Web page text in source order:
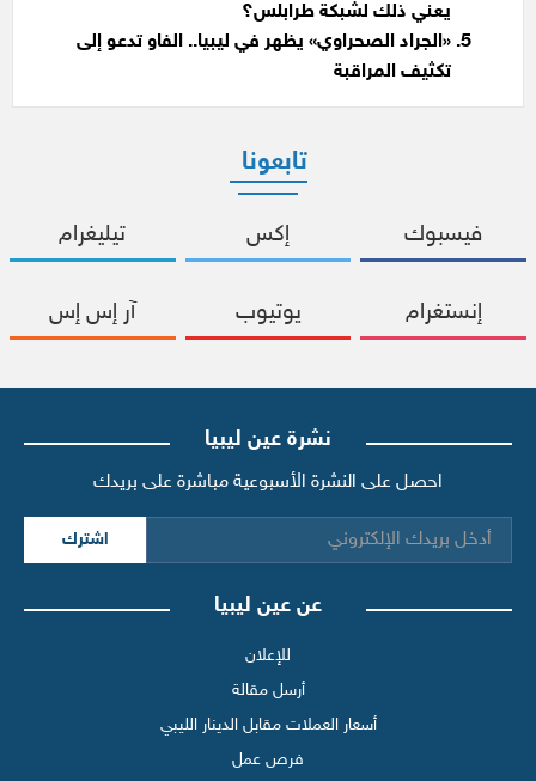
يعني ذلك لشبكة طرابلس؟
«الجراد الصحراوي» يظهر في ليبيا.. الفاو تدعو إلى
تكثيف المراقبة
تابعونا
فيسبوك إكس تيليغرام
إنستغرام يوتيوب آر إس إس
نشرة عين ليبيا
احصل على النشرة الأسبوعية مباشرة على بريدك
اشترك
عن عين ليبيا
للإعلان
أرسل مقالة
أسعار العملات مقابل الدينار الليبي
فرص عمل